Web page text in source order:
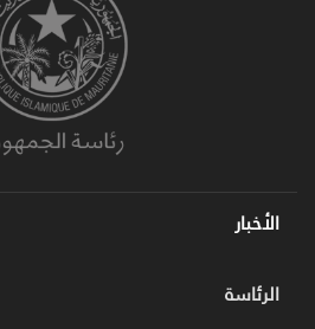
الأخبار
الرئاسة